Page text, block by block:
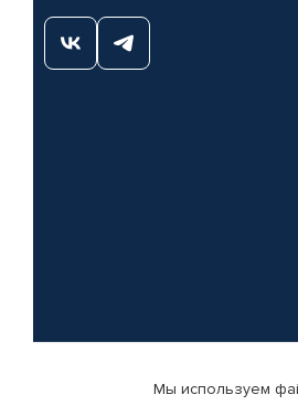
© КАМАЗ ЦЕНТР ДОНЕЦК, 2015-2026.
Мы используем